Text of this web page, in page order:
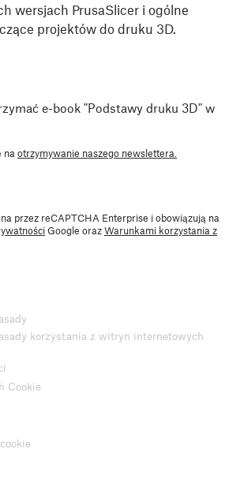
wersjach PrusaSlicer i ogólne
projektów do druku 3D.
e-book "Podstawy druku 3D" w
na otrzymywanie naszego newslettera.
przez reCAPTCHA Enterprise i obowiązują na
Google orazWarunkami korzystania z
korzystania z witryn internetowych
Cookie